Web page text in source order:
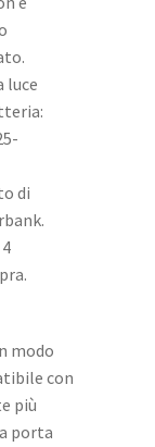
luce
di
modo
con
più
porta